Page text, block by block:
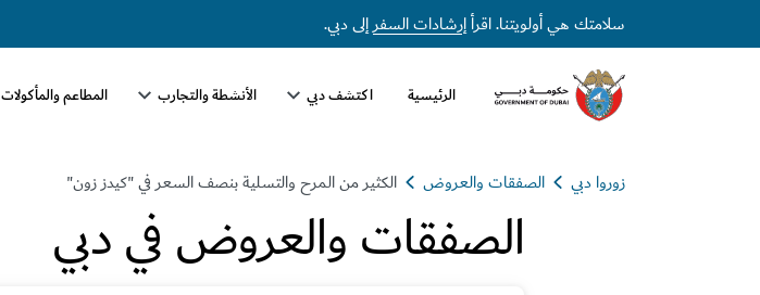
سلامتك هي أولويتنا. اقرأإرشادات السفرإلى دبي.
الرئيسية اكتشف دبي الأنشطة والتجارب المطاعم والمأكولات
زوروا دبي الصفقات والعروض الكثير من المرح والتسلية بنصف السعر في "كيدز زون"
الصفقات والعروض في دبي